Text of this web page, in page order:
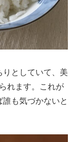
としていて、美
れます。これが
も気づかないと